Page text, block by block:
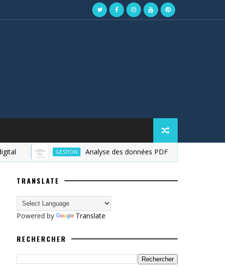
GESTION Analyse des données PDF
TRANSLATE
Powered by Translate
RECHERCHER